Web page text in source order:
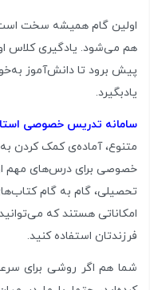
اولین گام همیشه سخت
هم می‌شود. یادگیری کلاس
پیش برود تا دانش‌آموز
یادبگیرد.
سامانه تدریس خصوصی
متنوع، آماده‌ی کمک کردن
خصوصی برای درس‌های مهم
تحصیلی، گام به گام
امکاناتی هستند که
فرزندتان استفاده کنید.
شما هم اگر روشی برای